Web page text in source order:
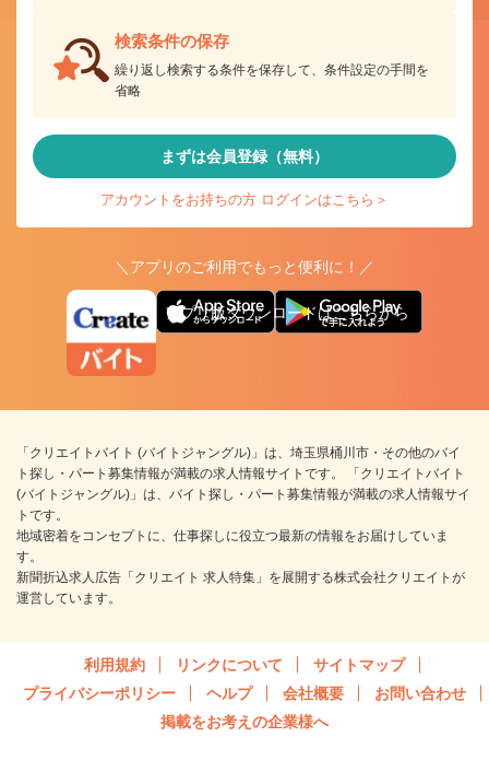
検索条件の保存
繰り返し検索する条件を保存して、条件設定の手間を
省略
まずは会員登録（無料）
アカウントをお持ちの方 ログインはこちら＞
＼アプリのご利用でもっと便利に！／
アプリ版ダウンロードはこちらから
「クリエイトバイト (バイトジャングル)」は、埼玉県桶川市・その他のバイ
ト探し・パート募集情報が満載の求人情報サイトです。 「クリエイトバイト
(バイトジャングル)」は、バイト探し・パート募集情報が満載の求人情報サイ
トです。
地域密着をコンセプトに、仕事探しに役立つ最新の情報をお届けしていま
す。
新聞折込求人広告「クリエイト 求人特集」を展開する株式会社クリエイトが
運営しています。
利用規約 リンクについて
サイトマップ
プライバシーポリシー
ヘルプ 会社概要
お問い合わせ
掲載をお考えの企業様へ